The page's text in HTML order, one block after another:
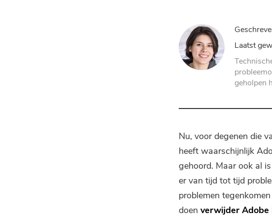
Laatst
geholpen
Nu, voor degenen die
heeft waarschijnlijk
gehoord. Maar ook al
er van tijd tot tijd
problemen
doen verwijder Adobe